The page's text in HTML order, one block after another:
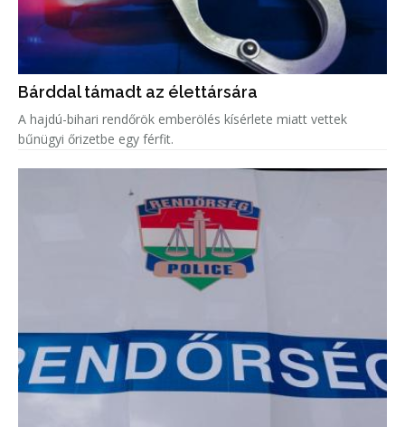
Bárddal támadt az élettársára
A hajdú-bihari rendőrök emberölés kísérlete miatt vettek
bűnügyi őrizetbe egy férfit.